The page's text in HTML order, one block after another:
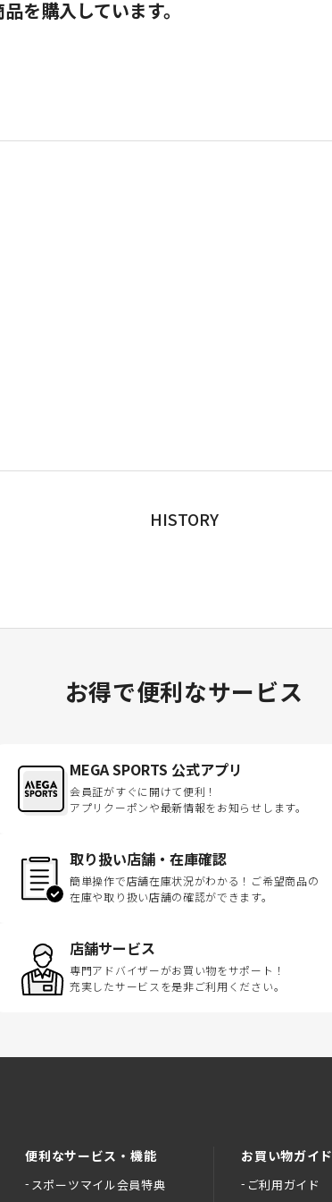
を購入しています。
HISTORY
お得で便利なサービス
MEGA SPORTS 公式アプリ
会員証がすぐに開けて便利！
アプリクーポンや最新情報をお知らせします。
取り扱い店舗・在庫確認
簡単操作で店舗在庫状況がわかる！ご希望商品の
在庫や取り扱い店舗の確認ができます。
店舗サービス
専門アドバイザーがお買い物をサポート！
充実したサービスを是非ご利用ください。
便利なサービス・機能
スポーツマイル会員特典
お買い物ガイド
ご利用ガイド